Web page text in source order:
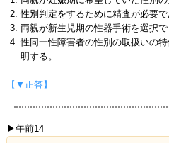
性別判定をするために精査が必要で
両親が新生児期の性器手術を選択
性同一性障害者の性別の取扱いの
明する。
【▼正答】
▶午前14